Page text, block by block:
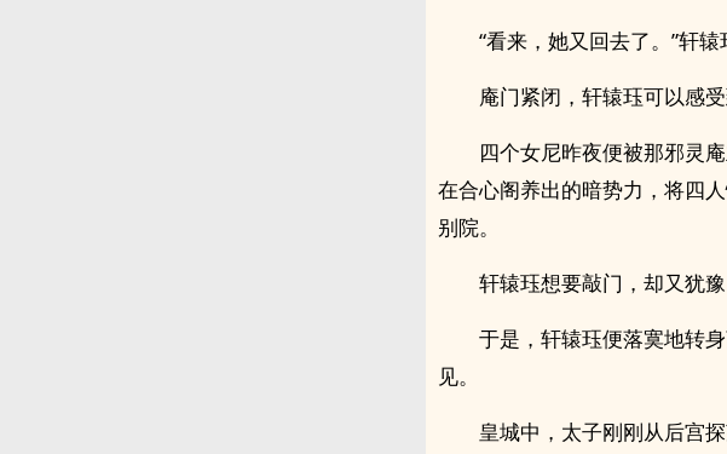
“看来，她又回去了。”轩辕
庵门紧闭，轩辕珏可以感
四个女尼昨夜便被那邪灵
在合心阁养出的暗势力，将四
别院。
轩辕珏想要敲门，却又犹
于是，轩辕珏便落寞地转
见。
皇城中，太子刚刚从后宫